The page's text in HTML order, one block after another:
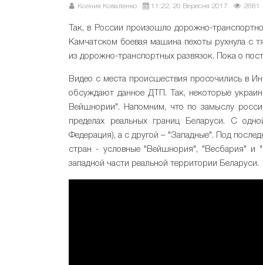
Ксения Коваленко 11:22, 20 Вересня 2017 2681
Так, в России произошло дорожно-
Камчатском боевая машина пехоты рухнула с
из дорожно-транспортных развязок. Пока о
Видео с места происшествия просочились в
обсуждают данное ДТП. Так, некоторые
Вейшнории". Напомним, что по замыслу
пределах реальных границ Беларуси. С
Федерация), а с другой – "Западные". Под
стран - условные "Вейшнория", "Весбария" и
западной части реальной территории Беларуси.